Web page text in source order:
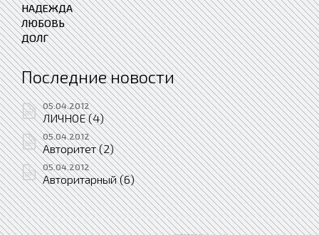
НАДЕЖДА
ЛЮБОВЬ
ДОЛГ
Последние новости
05.04.2012
ЛИЧНОЕ (4)
05.04.2012
Авторитет (2)
05.04.2012
Авторитарный (6)